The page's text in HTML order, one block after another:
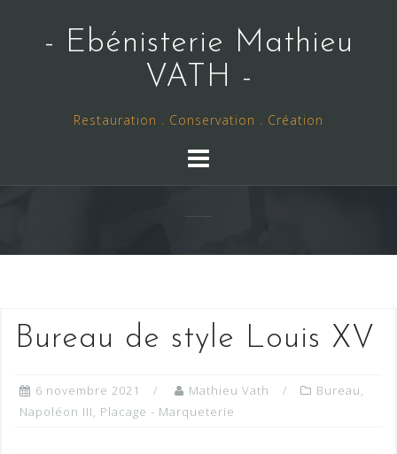
- Ebénisterie Mathieu
VATH -
Restauration . Conservation . Création
Bureau de style Louis XV
6 novembre 2021 Mathieu Vath Bureau,
Napoléon III, Placage - Marqueterie